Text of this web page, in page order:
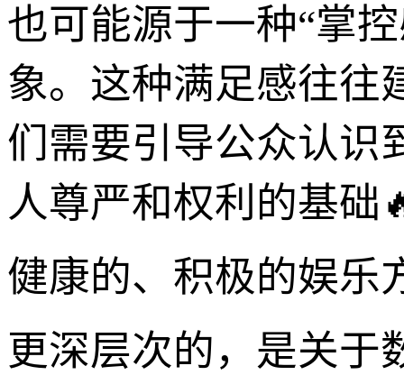
也可能源于一种“掌
象。这种满足感往往
们需要引导公众认识
人尊严和权利的基础
健康的、积极的娱乐
更深层次的，是关于